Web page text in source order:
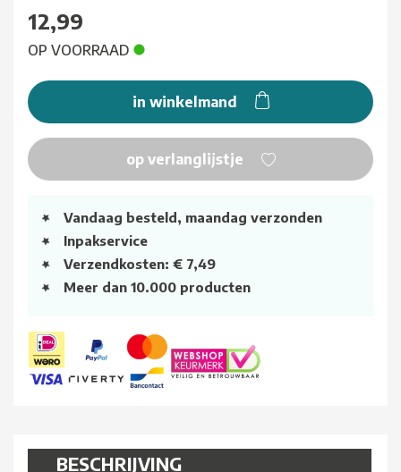
12,99
OP VOORRAAD
in winkelmand
op verlanglijstje
Vandaag besteld, maandag verzonden
Inpakservice
Verzendkosten: € 7,49
Meer dan 10.000 producten
BESCHRIJVING